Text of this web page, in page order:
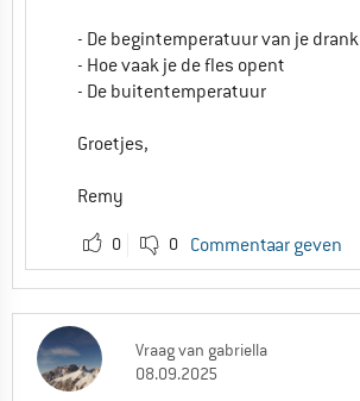
- De begintemperatuur van je drank
- Hoe vaak je de fles opent
- De buitentemperatuur
Groetjes,
Remy
0 0 Commentaar geven
Vraagvan gabriella
08.09.2025